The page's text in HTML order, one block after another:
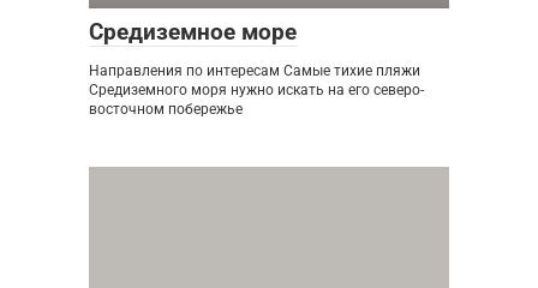
Средиземное море
Направления по интересам Самые тихие пляжи
Средиземного моря нужно искать на его северо-
восточном побережье